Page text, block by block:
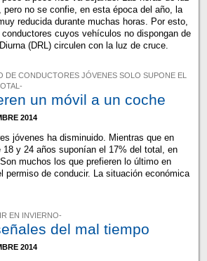
pero no se confie, en esta época del año, la
reducida durante muchas horas. Por esto,
cuyos vehículos no dispongan de
(DRL) circulen con la luz de cruce.
DE CONDUCTORES JÓVENES SOLO SUPONE EL
un móvil a un coche
2014
jóvenes ha disminuido. Mientras que en
18 y 24 años suponían el 17% del total, en
muchos los que prefieren lo último en
permiso de conducir. La situación económica
EN INVIERNO-
del mal tiempo
2014